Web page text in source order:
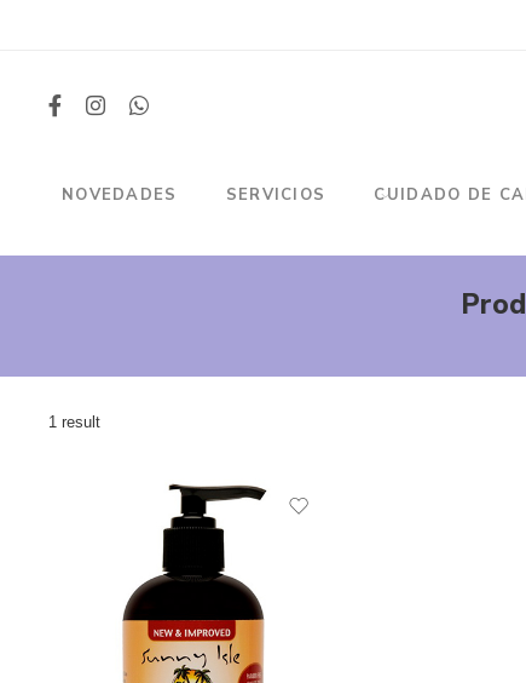
NOVEDADES SERVICIOS CUIDADO DE
1 result